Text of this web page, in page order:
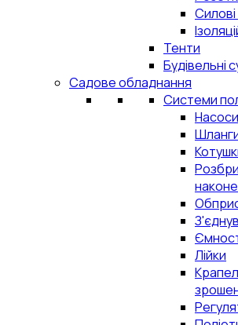
Тенти
Будівельні
Садове обладнання
Системи
Насоси
Лійки